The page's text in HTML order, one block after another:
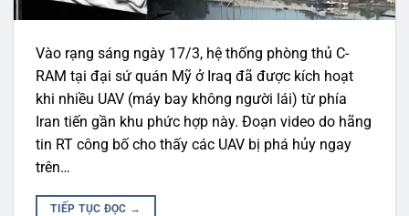
Vào rạng sáng ngày 17/3, hệ thống phòng thủ C-
RAM tại đại sứ quán Mỹ ở Iraq đã được kích hoạt
khi nhiều UAV (máy bay không người lái) từ phía
Iran tiến gần khu phức hợp này. Đoạn video do hãng
tin RT công bố cho thấy các UAV bị phá hủy ngay
trên…
TIẾP TỤC ĐỌC →